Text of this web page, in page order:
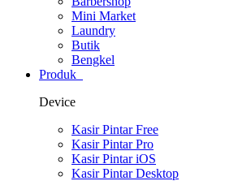
Mini Market
Laundry
Butik
Bengkel
Produk
Device
Kasir Pintar Free
Kasir Pintar Pro
Kasir Pintar iOS
Kasir Pintar Desktop